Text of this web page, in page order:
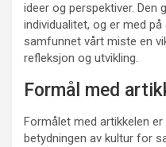
ideer og perspektiver.
individualitet, og er med på
samfunnet vårt miste en
refleksjon og utvikling.
Formål med
Formålet med artikkelen
betydningen av kultur for